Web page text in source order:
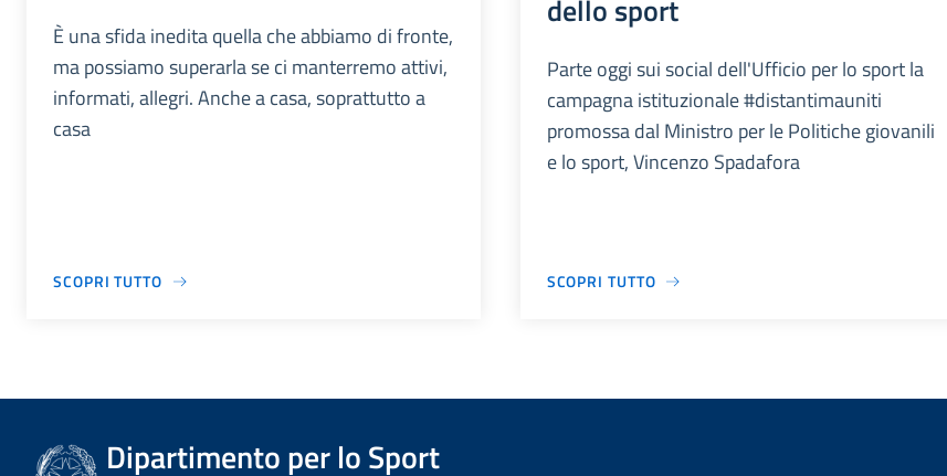
È una sfida inedita quella che abbiamo di fronte,
ma possiamo superarla se ci manterremo attivi,
informati, allegri. Anche a casa, soprattutto a
casa
SCOPRI TUTTO
dello sport
Parte oggi sui social dell'Ufficio per lo sport la
campagna istituzionale #distantimauniti
promossa dal Ministro per le Politiche giovanili
e lo sport, Vincenzo Spadafora
SCOPRI TUTTO
Dipartimento per lo Sport